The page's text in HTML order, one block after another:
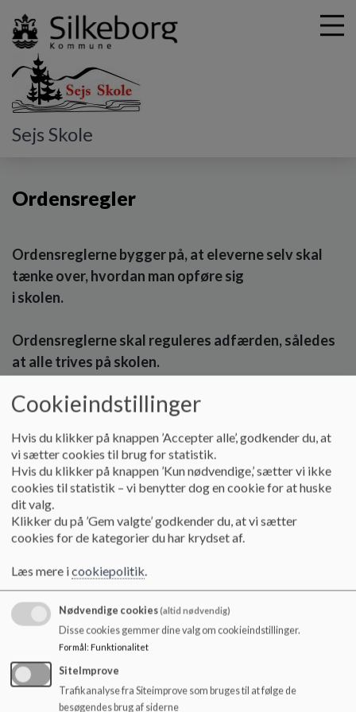
l
Sejs Skole
Praktisk
Ordensregler
Ordensreglerne bygger på, at eleverne selv skal
tænke over, hvordan man opføre sig
i skolen.
Ordensreglerne skal reguleres adfærden, således
at alle trives på skolen.
de implicerede parter.
Man skal altid rette sig efter anvisningerne fra de voksne.
Jo ældre man er, jo større ansvar har man som en positiv
rollemodel.
Den måde man opfører sig på, skal passe til det sted og den
situation man er i.
Frikvartersophold finder som hovedregel sted afdelingsvis.
Der anvises et hjemområde til hver afdeling/årgang.
krækende eller nedladende i hverken ord eller handling.
Hvis man gør skade på noget eller nogen er man
erstatningsansvarlig om det er sket med fortsæt eller ej.
Man skal altid rette sig efter særligt udtalte regler, som er
angivet ved opslag eller mundtlig oplysning (påbud og
forbud).
Cookieindstillinger
Hvis du klikker på knappen ’Accepter alle’, godkender du, at
vi sætter cookies til brug for statistik.
Hvis du klikker på knappen ’Kun nødvendige,’ sætter vi ikke
cookies til statistik – vi benytter dog en cookie for at huske
dit valg.
Klikker du på ’Gem valgte’ godkender du, at vi sætter
cookies for de kategorier du har krydset af.
Læs mere icookiepolitik.
Nødvendige cookies(altid nødvendig)
Disse cookies gemmer dine valg om cookieindstillinger.
Formål: Funktionalitet
SiteImprove
Trafikanalyse fra Siteimprove som bruges til at følge de
besøgendes brug af siderne